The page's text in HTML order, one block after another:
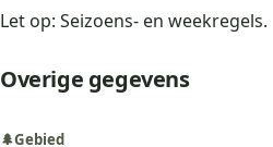
Let op: Seizoens- en weekregels.
Overige gegevens
🌲Gebied